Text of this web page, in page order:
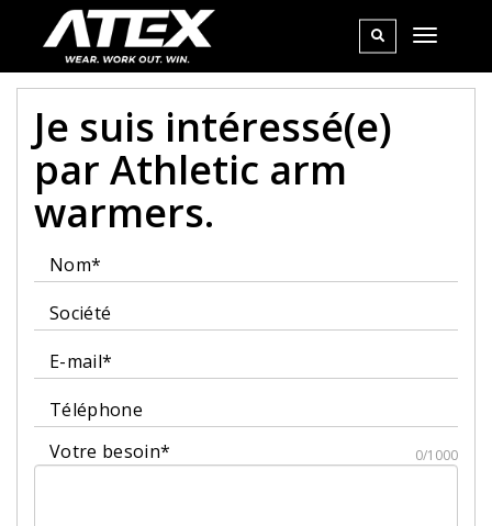
Je suis intéressé(e)
par Athletic arm
warmers.
Nom*
Société
E-mail*
Téléphone
Votre besoin*
0/1000